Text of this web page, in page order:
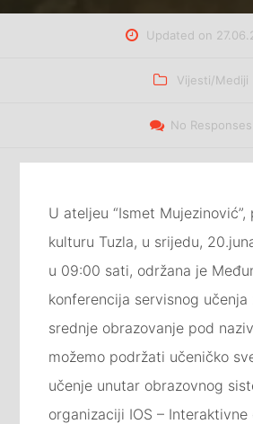
Updated on
Categories
Vijesti/Mediji
No Responses
U ateljeu “Ismet
kulturu Tuzla, u srijedu,
u 09:00 sati, održana je
konferencija servisnog učenja
srednje obrazovanje pod
možemo podržati učeničko
učenje unutar obrazovnog
organizaciji IOS –